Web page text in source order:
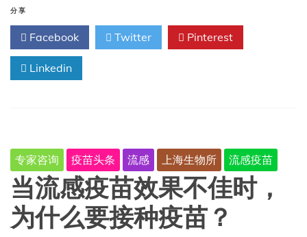
感
病
毒
上
市
技
术
审
分享
Facebook Twitter Pinterest
Linkedin
专家咨询 疫苗头条 流感 上海生物所 流感疫苗
当流感疫苗效果不佳时，
为什么要接种疫苗？